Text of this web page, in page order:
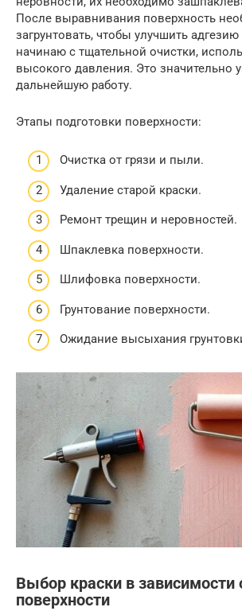
После выравнивания поверхность
загрунтовать, чтобы улучшить
начинаю с тщательной очистки,
высокого давления. Это значительно
дальнейшую работу.
Этапы подготовки поверхности:
Очистка от грязи и пыли.
Удаление старой краски.
Ремонт трещин и неровностей.
Шпаклевка поверхности.
Шлифовка поверхности.
Грунтование поверхности.
Ожидание высыхания
Выбор краски в зависимости
поверхности